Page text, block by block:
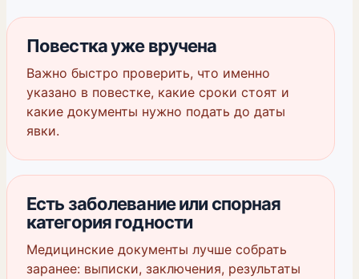
Повестка уже вручена
Важно быстро проверить, что именно
указано в повестке, какие сроки стоят и
какие документы нужно подать до даты
явки.
Есть заболевание или спорная
категория годности
Медицинские документы лучше собрать
заранее: выписки, заключения, результаты